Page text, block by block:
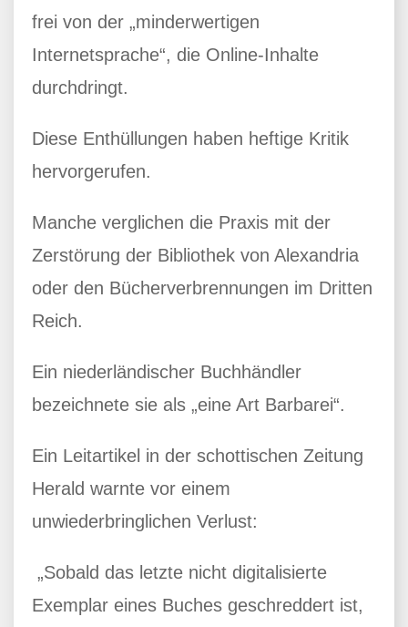
frei von der „minderwertigen
Internetsprache“, die Online-Inhalte
durchdringt.
Diese Enthüllungen haben heftige Kritik
hervorgerufen.
Manche verglichen die Praxis mit der
Zerstörung der Bibliothek von Alexandria
oder den Bücherverbrennungen im Dritten
Reich.
Ein niederländischer Buchhändler
bezeichnete sie als „eine Art Barbarei“.
Ein Leitartikel in der schottischen Zeitung
Herald warnte vor einem
unwiederbringlichen Verlust:
„Sobald das letzte nicht digitalisierte
Exemplar eines Buches geschreddert ist,